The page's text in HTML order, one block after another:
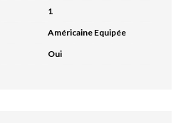
1
Américaine Equipée
Oui